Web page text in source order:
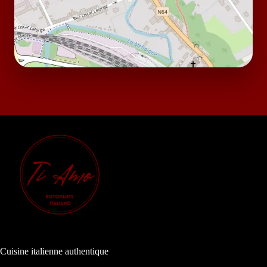
Cuisine italienne authentique